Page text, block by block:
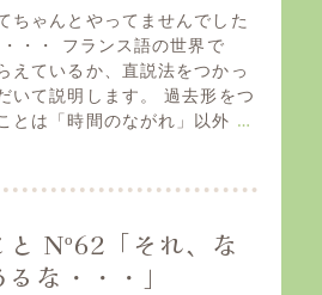
ちゃんとやってませんでした
・・ フランス語の世界で
えているか、直説法をつかっ
いて説明します。 過去形をつ
とは「時間のながれ」以外 …
Nº62「それ、な
な・・・」